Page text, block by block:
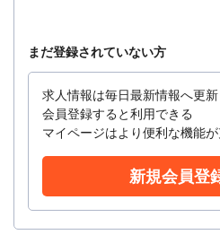
まだ登録されていない方
求人情報は毎日最新情報へ更新
会員登録すると利用できる
マイページはより便利な機能
新規会員登